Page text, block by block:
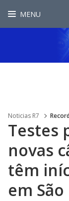
MENU
Noticias R7
Testes
novas
têm
em